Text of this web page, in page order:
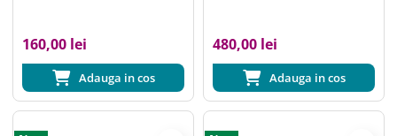
160,00 lei
Adauga in cos
480,00 lei
Adauga in cos